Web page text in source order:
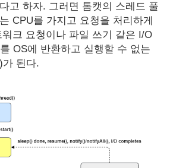
고 하자. 그러면 톰캣의 스레드 풀
CPU를 가지고 요청을 처리하게
크 요청이나 파일 쓰기 같은 I/O
OS에 반환하고 실행할 수 없는
가 된다.